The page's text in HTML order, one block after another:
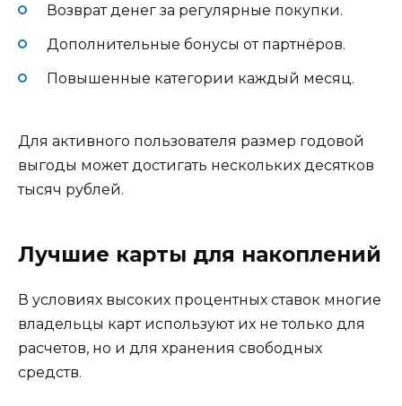
Возврат денег за регулярные покупки.
Дополнительные бонусы от партнёров.
Повышенные категории каждый месяц.
Для активного пользователя размер годовой
выгоды может достигать нескольких десятков
тысяч рублей.
Лучшие карты для накоплений
В условиях высоких процентных ставок многие
владельцы карт используют их не только для
расчетов, но и для хранения свободных
средств.